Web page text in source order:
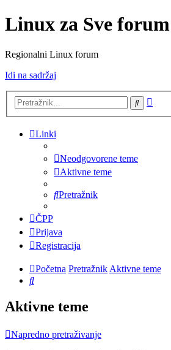
Linux za Sve forum
Regionalni Linux forum
Idi na sadržaj
Pretražnik
Linki
Neodgovorene teme
Aktivne teme
Pretražnik
ČPP
Prijava
Registracija
Početna PretražnikAktivne teme
Pretražnik
Aktivne teme
Napredno pretraživanje